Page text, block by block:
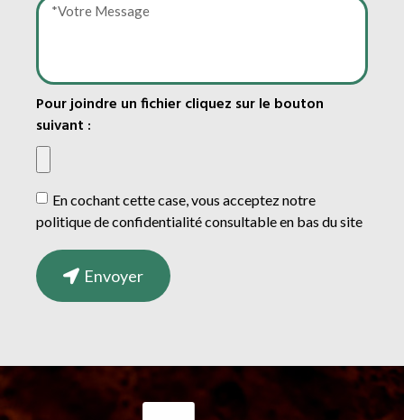
Pour joindre un fichier cliquez sur le bouton
suivant :
En cochant cette case, vous acceptez notre
politique de confidentialité consultable en bas du site
Envoyer